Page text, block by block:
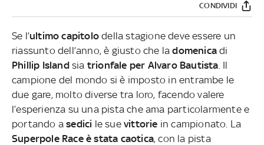
CONDIVIDI
Se l’ultimo capitolo della stagione deve essere un
riassunto dell’anno, è giusto che ladomenica di
Phillip Islandsia trionfale per Alvaro Bautista . Il
campione del mondo si è imposto in entrambe le
due gare, molto diverse tra loro, facendo valere
l’esperienza su una pista che ama particolarmente e
portando a sedici le suevittorie in campionato. La
Superpole Race è stata caotica, con la pista